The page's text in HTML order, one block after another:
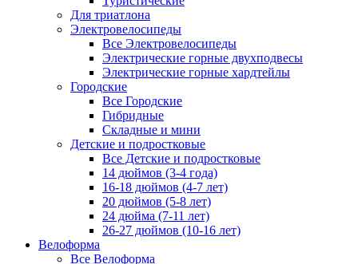
Для триатлона
Электровелосипеды
Все Электровелосипеды
Электрические горные двухподвесы
Электрические горные хардтейлы
Городские
Все Городские
Гибридные
Складные и мини
Детские и подростковые
Все Детские и подростковые
14 дюймов (3-4 года)
16-18 дюймов (4-7 лет)
20 дюймов (5-8 лет)
24 дюйма (7-11 лет)
26-27 дюймов (10-16 лет)
Велоформа
Все Велоформа